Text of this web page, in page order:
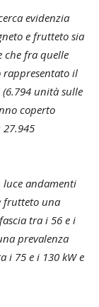
evidenzia
e frutteto sia
che fra quelle
rappresentato il
unità sulle
coperto
27.945
luce andamenti
frutteto una
tra i 56 e i
prevalenza
i 75 e i 130 kW e